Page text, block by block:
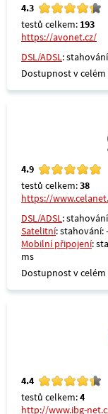
4.3
testů celkem: 193
https://avonet.cz/
DSL/ADSL:
Dostupnost v celém
4.9
testů celkem:38
https://
DSL/ADSL:
Satelitní: stahování:
Mobilní připojení:
ms
Dostupnost v celém
4.4
testů celkem:4
http://www.ibg-